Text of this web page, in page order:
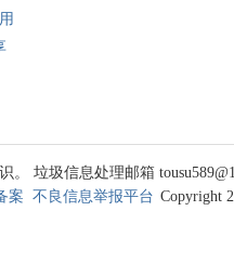
垃圾信息处理邮箱
案 不良信息举报平台 Copyright